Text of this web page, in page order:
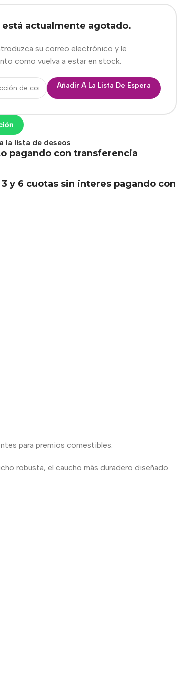
actualmente agotado.
su correo electrónico y le
como vuelva a estar en stock.
Añadir A La Lista De Espera
la lista de deseos
pagando con transferencia
y 6 cuotas sin interes pagando con
para premios comestibles.
robusta, el caucho más duradero diseñado